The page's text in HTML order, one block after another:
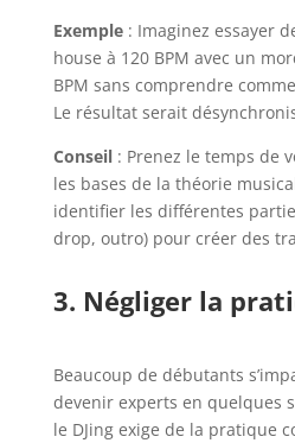
Exemple: Imaginez essayer
house à 120 BPM avec un
BPM sans comprendre
Le résultat serait
Conseil: Prenez le temps de
les bases de la théorie
identifier les différentes
drop, outro) pour créer des
3. Négliger la
Beaucoup de débutants
devenir experts en quelques
le DJing exige de la pratique